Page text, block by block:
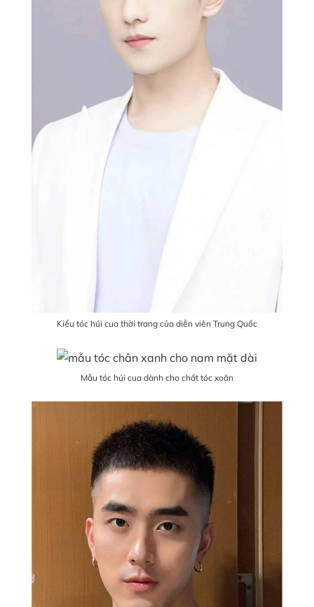
Kiểu tóc húi cua thời trang của diễn viên Trung Quốc
Mẫu tóc húi cua dành cho chất tóc xoăn